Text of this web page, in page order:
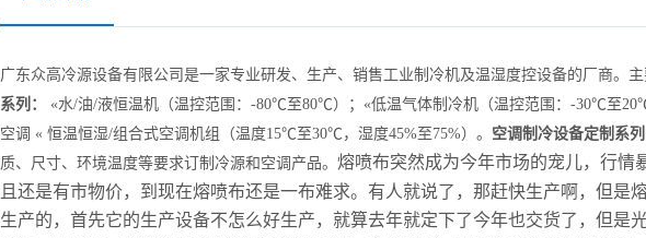
广东众高冷源设备有限公司是一家专业研发、生产、销售工业制冷机及温湿度控设备的厂商。
系列：
«水/油/液恒温机（温控范围：-80℃至80℃）； «低温气体制冷机（温控范围：-30℃至20
空调 « 恒温恒湿/组合式空调机组（温度15℃至30℃，湿度45%至75%）。 空调制冷设备定制系列
质、尺寸、环境温度等要求订制冷源和空调产品。 熔喷布突然成为今年市场的宠儿，行情
且还是有市物价，到现在熔喷布还是一布难求。有人就说了，那赶快生产啊，但是
生产的，首先它的生产设备不怎么好生产，就算去年就定下了今年也交货了，但是